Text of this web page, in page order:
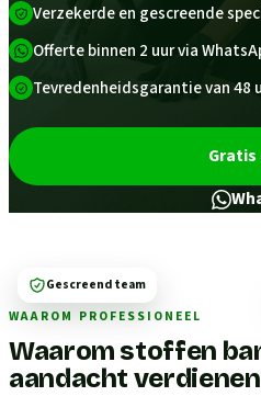
Verzekerde en gescreende
Offerte binnen 2 uur via
Tevredenheidsgarantie van 48
WAAROM PROFESSIONEEL
Waarom stoffen
aandacht verdienen
Gescreend team